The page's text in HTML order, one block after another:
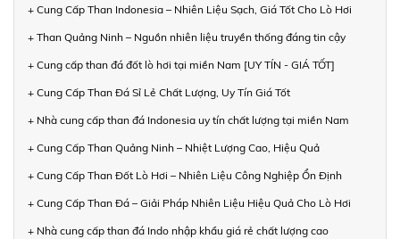
+ Cung Cấp Than Indonesia – Nhiên Liệu Sạch, Giá Tốt Cho Lò Hơi
+ Than Quảng Ninh – Nguồn nhiên liệu truyền thống đáng tin cậy
+ Cung cấp than đá đốt lò hơi tại miền Nam [UY TÍN - GIÁ TỐT]
+ Cung Cấp Than Đá Sỉ Lẻ Chất Lượng, Uy Tín Giá Tốt
+ Nhà cung cấp than đá Indonesia uy tín chất lượng tại miền Nam
+ Cung Cấp Than Quảng Ninh – Nhiệt Lượng Cao, Hiệu Quả
+ Cung Cấp Than Đốt Lò Hơi – Nhiên Liệu Công Nghiệp Ổn Định
+ Cung Cấp Than Đá – Giải Pháp Nhiên Liệu Hiệu Quả Cho Lò Hơi
+ Nhà cung cấp than đá Indo nhập khẩu giá rẻ chất lượng cao